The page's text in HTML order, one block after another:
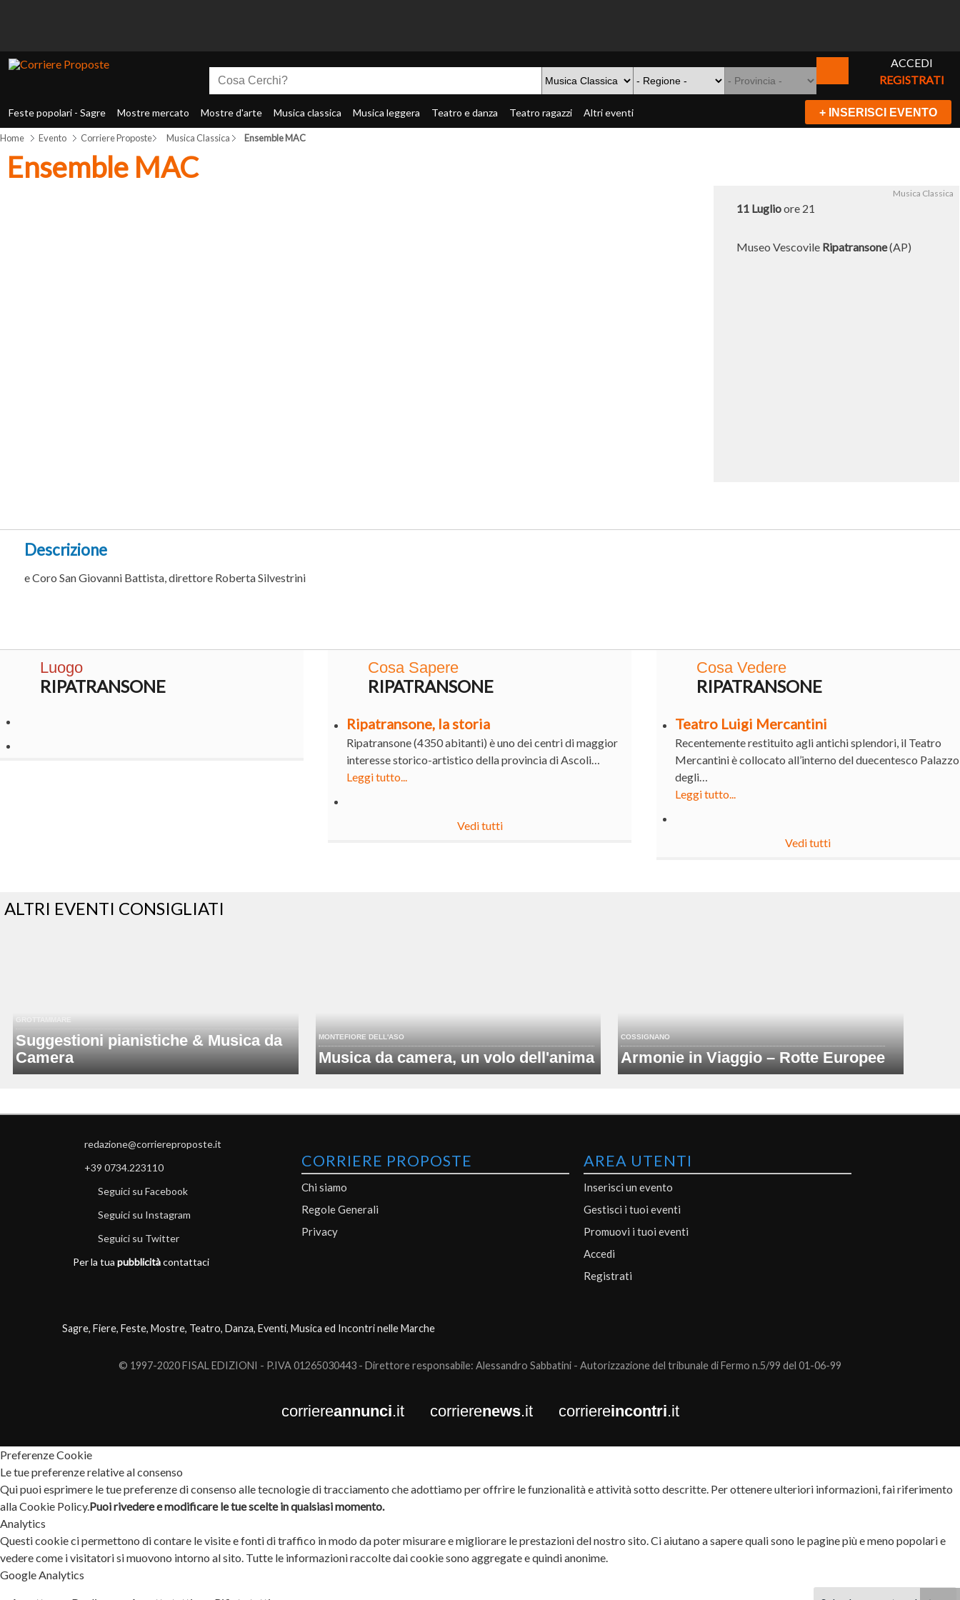
ACCEDI
REGISTRATI
Feste popolari - Sagre Mostre mercato Mostre d'arte Musica classica Musica leggera Teatro e danza Teatro ragazzi Altri eventi + INSERISCI EVENTO
Home Evento Corriere Proposte Musica Classica Ensemble MAC
Ensemble MAC
Musica Classica
11 Luglioore 21
Museo Vescovile Ripatransone(AP)
Descrizione
e Coro San Giovanni Battista, direttore Roberta Silvestrini
Luogo
RIPATRANSONE
Cosa Sapere
RIPATRANSONE
Ripatransone, la storia
Ripatransone (4350 abitanti) è uno dei centri di maggior
interesse storico-artistico della provincia di Ascoli…
Leggi tutto...
Vedi tutti
Cosa Vedere
RIPATRANSONE
Teatro Luigi Mercantini
Recentemente restituito agli antichi splendori, il Teatro
Mercantini è collocato all’interno del duecentesco Palazzo
degli…
Leggi tutto...
Vedi tutti
ALTRI EVENTI CONSIGLIATI
Suggestioni pianistiche & Musica da
Camera
MONTEFIORE DELL'ASO
Musica da camera, un volo dell'anima
COSSIGNANO
Armonie in Viaggio – Rotte Europee
redazione@corriereproposte.it
+39 0734.223110
Seguici su Facebook
Seguici su Instagram
Seguici su Twitter
Per la tua pubblicitàcontattaci
CORRIERE PROPOSTE
Chi siamo
Regole Generali
Privacy
AREA UTENTI
Inserisci un evento
Gestisci i tuoi eventi
Promuovi i tuoi eventi
Accedi
Registrati
Sagre, Fiere, Feste, Mostre, Teatro, Danza, Eventi, Musica ed Incontri nelle Marche
© 1997-2020 FISAL EDIZIONI - P.IVA 01265030443 - Direttore responsabile: Alessandro Sabbatini - Autorizzazione del tribunale di Fermo n.5/99 del 01-06-99
corriereannunci.it corrierenews.it corriereincontri.it
Preferenze Cookie
Le tue preferenze relative al consenso
Qui puoi esprimere le tue preferenze di consenso alle tecnologie di tracciamento che adottiamo per offrire le funzionalità e attività sotto descritte. Per ottenere ulteriori informazioni, fai riferimento
alla Cookie Policy.Puoi rivedere e modificare le tue scelte in qualsiasi momento.
Analytics
Questi cookie ci permettono di contare le visite e fonti di traffico in modo da poter misurare e migliorare le prestazioni del nostro sito. Ci aiutano a sapere quali sono le pagine più e meno popolari e
vedere come i visitatori si muovono intorno al sito. Tutte le informazioni raccolte dai cookie sono aggregate e quindi anonime.
Google Analytics